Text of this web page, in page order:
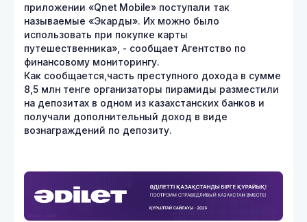
приложении «Qnet Mobile» поступали так
называемые «Экарды». Их можно было
использовать при покупке карты
путешественника», - сообщает Агентство по
финансовому мониторингу.
Как сообщается,часть преступного дохода в сумме
8,5 млн тенге организаторы пирамиды разместили
на депозитах в одном из казахстанских банков и
получали дополнительный доход в виде
вознаграждений по депозиту.